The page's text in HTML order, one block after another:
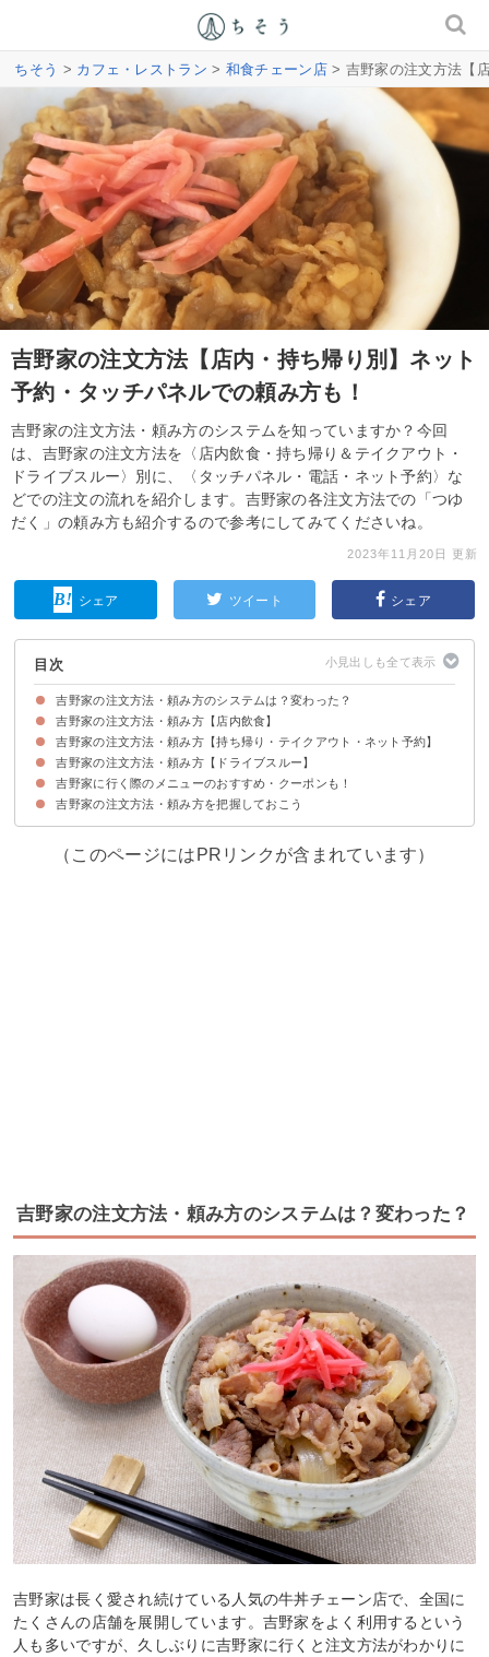
ちそう > カフェ・レストラン > 和食チェーン店> 吉野家の注文方法【
吉野家の注文方法【店内・持ち帰り別】ネット
予約・タッチパネルでの頼み方も！
吉野家の注文方法・頼み方のシステムを知っていますか？今回
は、吉野家の注文方法を〈店内飲食・持ち帰り＆テイクアウト・
ドライブスルー〉別に、〈タッチパネル・電話・ネット予約〉な
どでの注文の流れを紹介します。吉野家の各注文方法での「つゆ
だく」の頼み方も紹介するので参考にしてみてくださいね。
2023年11月20日 更新
シェア ツイート シェア
目次
吉野家の注文方法・頼み方のシステムは？変わった？
吉野家の注文方法・頼み方【店内飲食】
①店員さんに直接注文する
②机のタブレット端末で注文する
吉野家の注文方法・頼み方【持ち帰り・テイクアウト・ネット予約】
①店員に直接注文する
②事前に電話で注文する
③公式サイトよりオンライン・ネット注文する
吉野家の注文方法・頼み方【ドライブスルー】
吉野家に行く際のメニューのおすすめ・クーポンも！
吉野家のメニューのおすすめ
吉野家のお得なクーポン
吉野家の注文方法・頼み方を把握しておこう
（このページにはPRリンクが含まれています）
吉野家の注文方法・頼み方のシステムは？変わった？
吉野家は長く愛され続けている人気の牛丼チェーン店で、全国に
たくさんの店舗を展開しています。吉野家をよく利用するという
人も多いですが、久しぶりに吉野家に行くと注文方法がわかりに